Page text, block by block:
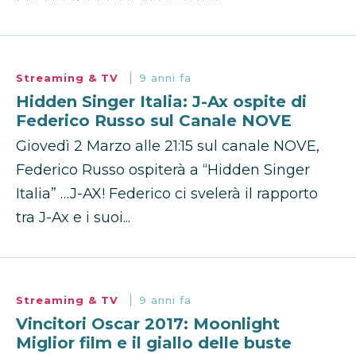
Streaming & TV 9 anni fa
Hidden Singer Italia: J-Ax ospite di
Federico Russo sul Canale NOVE
Giovedì 2 Marzo alle 21:15 sul canale NOVE,
Federico Russo ospiterà a “Hidden Singer
Italia” …J-AX! Federico ci svelerà il rapporto
tra J-Ax e i suoi...
Streaming & TV 9 anni fa
Vincitori Oscar 2017: Moonlight
Miglior film e il giallo delle buste